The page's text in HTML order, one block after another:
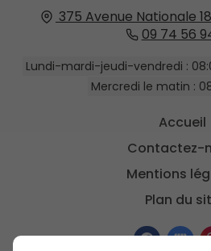
375 Avenue Nationale
09 74 56
Lundi-mardi-jeudi-vendredi :
Mercredi le matin :
Accueil
Contactez-
Mentions
Plan du